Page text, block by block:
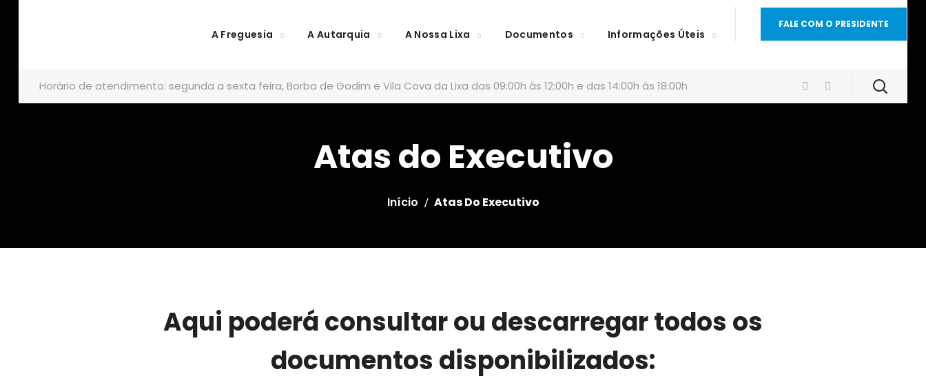
A Freguesia A Autarquia A Nossa Lixa Documentos Informações Úteis
FALE COM O PRESIDENTE
Horário de atendimento: segunda a sexta feira, Borba de Godim e Vila Cova da Lixa das 09:00h às 12:00h e das 14:00h às 18:00h
Atas do Executivo
Início Atas Do Executivo
Aqui poderá consultar ou descarregar todos os
documentos disponibilizados: